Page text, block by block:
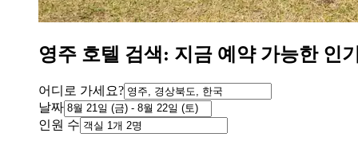
영주 호텔 검색: 지금 예약 가능한 인
어디로 가세요?
날짜
인원 수